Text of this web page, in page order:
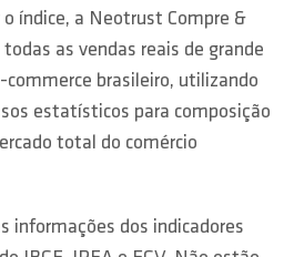
índice, a Neotrust Compre &
as vendas reais de grande
commerce brasileiro, utilizando
estatísticos para composição
total do comércio
informações dos indicadores